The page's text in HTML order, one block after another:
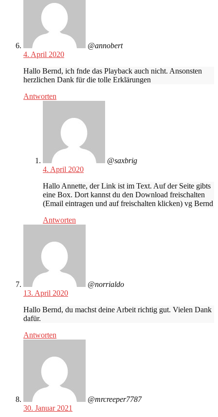
@annobert
4. April 2020
Hallo Bernd, ich fnde das Playback auch nicht. Ansonsten
herzlichen Dank für die tolle Erklärungen
Antworten
@saxbrig
4. April 2020
Hallo Annette, der Link ist im Text. Auf der Seite gibts
eine Box. Dort kannst du den Download freischalten
(Email eintragen und auf freischalten klicken) vg Bernd
Antworten
@norrialdo
13. April 2020
Hallo Bernd, du machst deine Arbeit richtig gut. Vielen Dank
dafür.
Antworten
@mrcreeper7787
30. Januar 2021